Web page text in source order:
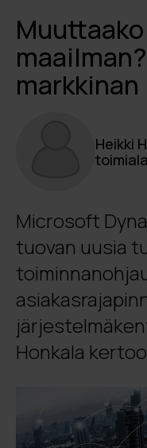
markkinan
Heikki
Microsoft
tuovan uusia
Honkala